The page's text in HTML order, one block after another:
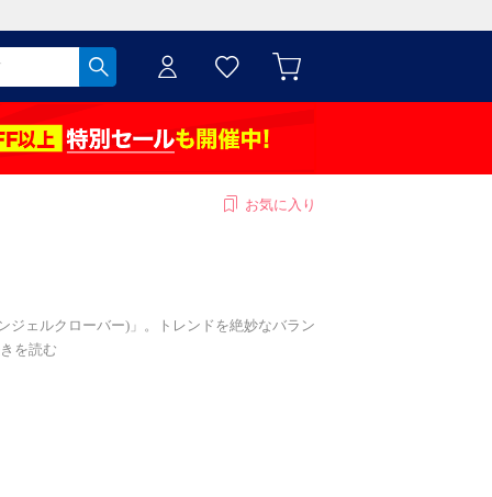
お気に入り
ジェルクローバー)」。トレンドを絶妙なバラン
を読む